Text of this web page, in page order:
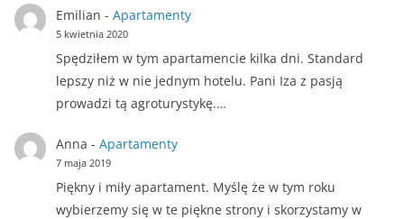
Emilian - Apartamenty
5 kwietnia 2020
Spędziłem w tym apartamencie kilka dni. Standard
lepszy niż w nie jednym hotelu. Pani Iza z pasją
prowadzi tą agroturystykę.…
Anna - Apartamenty
7 maja 2019
Piękny i miły apartament. Myślę że w tym roku
wybierzemy się w te piękne strony i skorzystamy w